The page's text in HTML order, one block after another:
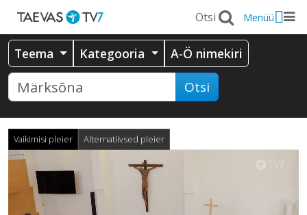
Menüü
Teema Kategooria A-Ö nimekiri
Otsi
Vaikimisi pleier Alternatiivsed pleier